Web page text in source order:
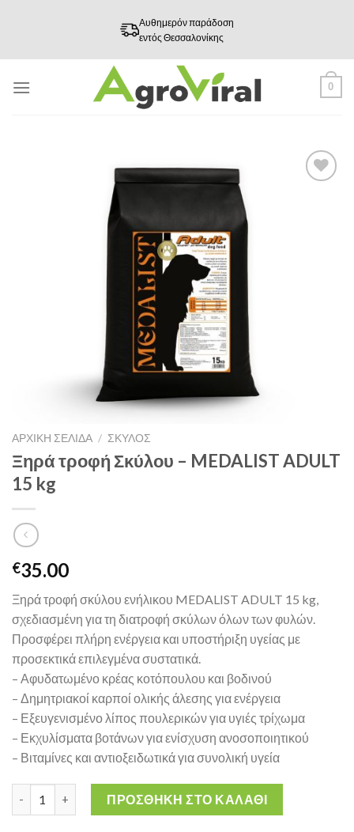
Αυθημερόν παράδοση
εντός Θεσσαλονίκης
0
ΑΡΧΙΚΉ ΣΕΛΊΔΑ / ΣΚΥΛΟΣ
Ξηρά τροφή Σκύλου – MEDALIST ADULT
15 kg
€35.00
Ξηρά τροφή σκύλου ενήλικου MEDALIST ADULT 15 kg,
σχεδιασμένη για τη διατροφή σκύλων όλων των φυλών.
Προσφέρει πλήρη ενέργεια και υποστήριξη υγείας με
προσεκτικά επιλεγμένα συστατικά.
– Αφυδατωμένο κρέας κοτόπουλου και βοδινού
– Δημητριακοί καρποί ολικής άλεσης για ενέργεια
– Εξευγενισμένο λίπος πουλερικών για υγιές τρίχωμα
– Εκχυλίσματα βοτάνων για ενίσχυση ανοσοποιητικού
– Βιταμίνες και αντιοξειδωτικά για συνολική υγεία
Ξηρά τροφή Σκύλου - MEDALIST ADULT 15 kg ποσότητα
ΠΡΟΣΘΉΚΗ ΣΤΟ ΚΑΛΆΘΙ